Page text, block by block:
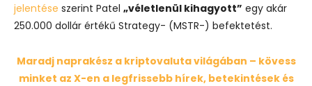
jelentése szerint Patel „véletlenül kihagyott” egy akár
250.000 dollár értékű Strategy- (MSTR-) befektetést.
Maradj naprakész a kriptovaluta világában – kövess
minket az X-en a legfrissebb hírek, betekintések és